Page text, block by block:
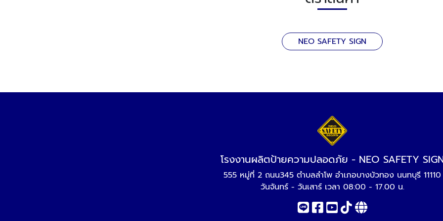
NEO SAFETY SIGN
โรงงานผลิตป้ายความปลอดภัย - NEO SAFETY
555 หมู่ที่ 2 ถนน345 ตำบลลำโพ อำเภอบางบัวทอง นนทบุรี 11110
วันจันทร์ - วันเสาร์ เวลา 08:00 - 17.00 น.